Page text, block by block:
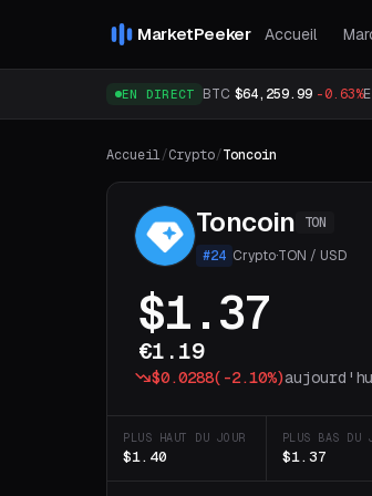
MarketPeeker Accueil
EN DIRECT BTC $64,259.99 -0.63%
Accueil/Crypto/Toncoin
Toncoin
TON
#24 Crypto·TON / USD
$1.37
€1.19
$0.0288( -2.10%)
PLUS HAUT DU JOUR
$1.40
PLUS BAS DU
$1.37